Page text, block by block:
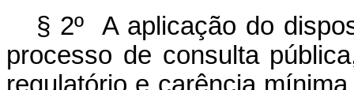
§ 2º A aplicação do
processo de consulta